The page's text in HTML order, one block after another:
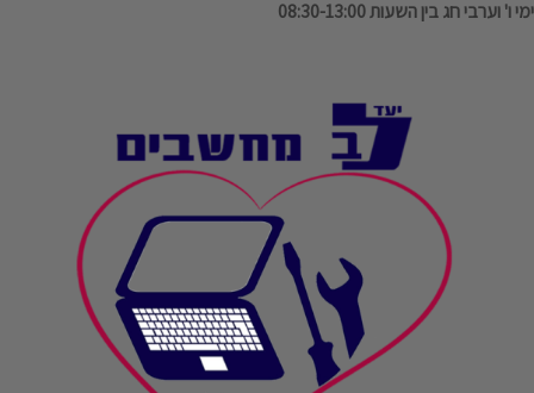
ימי ו' וערבי חג בין השעות 08:30-13:00